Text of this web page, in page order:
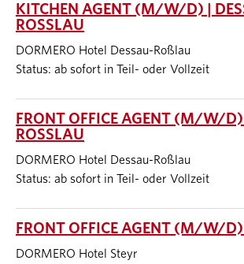
KITCHEN AGENT (M/W/D) |
ROSSLAU
DORMERO Hotel Dessau-Roßlau
Status: ab sofort in Teil- oder Vollzeit
FRONT OFFICE AGENT (M/W/
ROSSLAU
DORMERO Hotel Dessau-Roßlau
Status: ab sofort in Teil- oder Vollzeit
FRONT OFFICE AGENT (M/W/D)
DORMERO Hotel Steyr